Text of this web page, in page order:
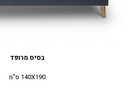
בסיס מרופד
140X190 ס”מ